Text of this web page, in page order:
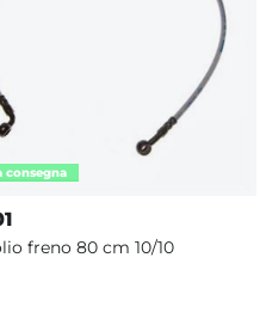
freno 80 cm 10/10